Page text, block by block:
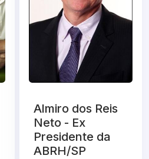
Almiro dos Reis
Neto - Ex
Presidente da
ABRH/SP